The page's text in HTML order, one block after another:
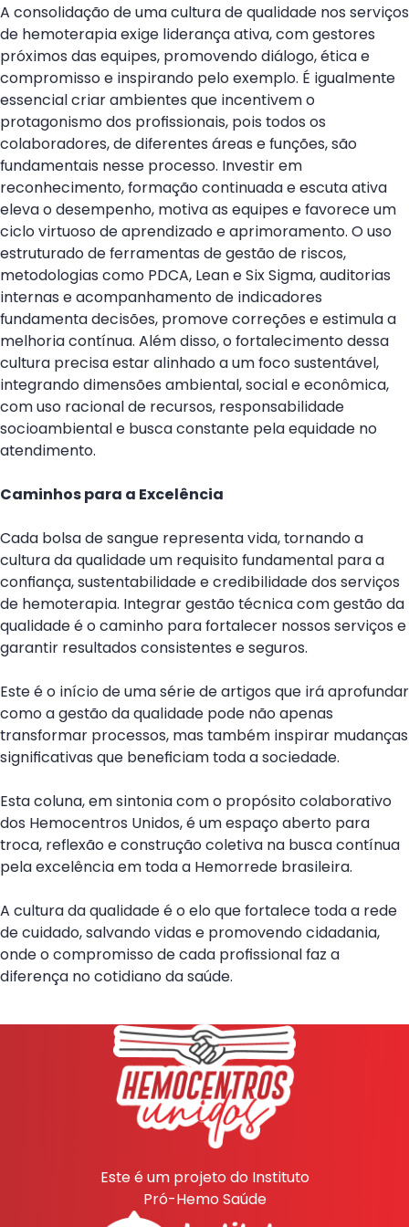
A consolidação de uma cultura de qualidade nos serviços
de hemoterapia exige liderança ativa, com gestores
próximos das equipes, promovendo diálogo, ética e
compromisso e inspirando pelo exemplo. É igualmente
essencial criar ambientes que incentivem o
protagonismo dos profissionais, pois todos os
colaboradores, de diferentes áreas e funções, são
fundamentais nesse processo. Investir em
reconhecimento, formação continuada e escuta ativa
eleva o desempenho, motiva as equipes e favorece um
ciclo virtuoso de aprendizado e aprimoramento. O uso
estruturado de ferramentas de gestão de riscos,
metodologias como PDCA, Lean e Six Sigma, auditorias
internas e acompanhamento de indicadores
fundamenta decisões, promove correções e estimula a
melhoria contínua. Além disso, o fortalecimento dessa
cultura precisa estar alinhado a um foco sustentável,
integrando dimensões ambiental, social e econômica,
com uso racional de recursos, responsabilidade
socioambiental e busca constante pela equidade no
atendimento.
Caminhos para a Excelência
Cada bolsa de sangue representa vida, tornando a
cultura da qualidade um requisito fundamental para a
confiança, sustentabilidade e credibilidade dos serviços
de hemoterapia. Integrar gestão técnica com gestão da
qualidade é o caminho para fortalecer nossos serviços e
garantir resultados consistentes e seguros.
Este é o início de uma série de artigos que irá aprofundar
como a gestão da qualidade pode não apenas
transformar processos, mas também inspirar mudanças
significativas que beneficiam toda a sociedade.
Esta coluna, em sintonia com o propósito colaborativo
dos Hemocentros Unidos, é um espaço aberto para
troca, reflexão e construção coletiva na busca contínua
pela excelência em toda a Hemorrede brasileira.
A cultura da qualidade é o elo que fortalece toda a rede
de cuidado, salvando vidas e promovendo cidadania,
onde o compromisso de cada profissional faz a
diferença no cotidiano da saúde.
Este é um projeto do Instituto
Pró-Hemo Saúde